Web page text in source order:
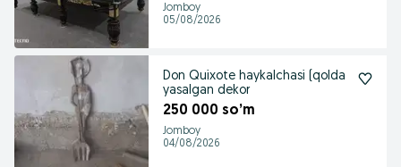
Jomboy
05/08/2026
Don Quixote haykalchasi (qolda
yasalgan dekor
250 000 so’m
Jomboy
04/08/2026